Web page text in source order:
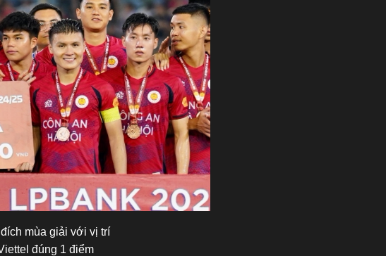
mùa giải với vị trí
đúng 1 điểm